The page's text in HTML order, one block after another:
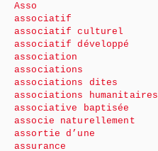
Asso
associatif
associatif culturel
associatif développé
association
associations
associations dites
associations humanitaires
associative baptisée
associe naturellement
assortie d’une
assurance